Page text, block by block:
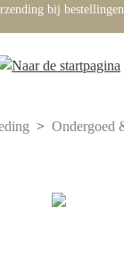
bij
Ondergoed